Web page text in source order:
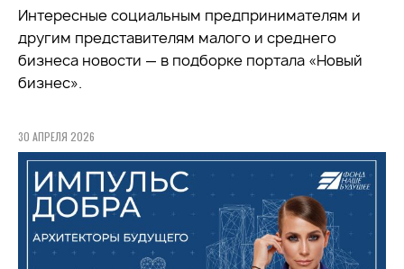
Интересные социальным предпринимателям и
другим представителям малого и среднего
бизнеса новости — в подборке портала «Новый
бизнес».
30 АПРЕЛЯ 2026